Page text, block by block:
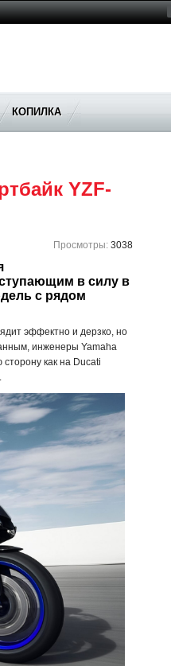
КОПИЛКА
YZF-
Просмотры: 3038
в силу в
с рядом
эффектно и дерзко, но
инженеры Yamaha
как на Ducati